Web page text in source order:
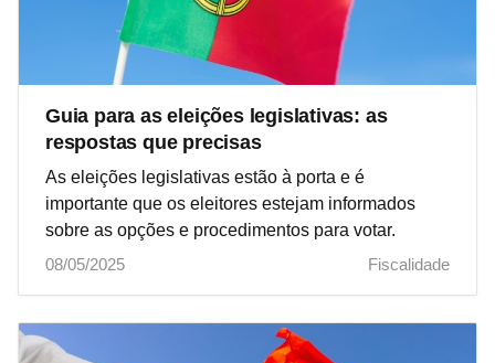
Guia para as eleições legislativas: as
respostas que precisas
As eleições legislativas estão à porta e é
importante que os eleitores estejam informados
sobre as opções e procedimentos para votar.
08/05/2025
Fiscalidade